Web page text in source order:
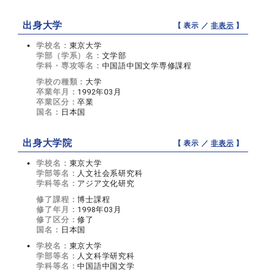
出身大学 【 表示 ／非表示 】
学校名： 東京大学
学部（学系）名： 文学部
学科・専攻等名： 中国語中国文学専修課程
学校の種類： 大学
卒業年月： 1992年03月
卒業区分：卒業
国名： 日本国
出身大学院 【 表示 ／非表示 】
学校名： 東京大学
学部等名： 人文社会系研究科
学科等名： アジア文化研究
修了課程：博士課程
修了年月： 1998年03月
修了区分：修了
国名： 日本国
学校名： 東京大学
学部等名： 人文科学研究科
学科等名：中国語中国文学